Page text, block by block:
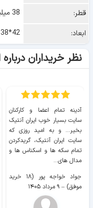
قطر:
38 میلیمتر
ابعاد:
42*38
نظر خریداران
آدینه تمام اعضا و کارکنان
سایت بسیار خوب ايران آنتیک
بخیر... و به امید روزی که
سایت ايران آنتیک، گریدکردن
تمام سکه ها و اسکناس ها و
مدال های...
جواد خواجه پور (۱۸ خرید
موفق) – ۹ مرداد ۱۴۰۵